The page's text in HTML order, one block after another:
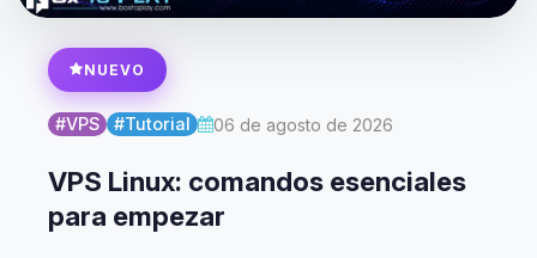
NUEVO
#VPS #Tutorial 06 de agosto de 2026
VPS Linux: comandos esenciales
para empezar